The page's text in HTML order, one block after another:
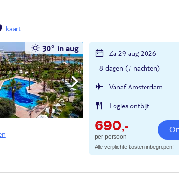
kaart
30° in aug
Za 29 aug 2026
8 dagen (7 nachten)
Vanaf Amsterdam
Logies ontbijt
690,-
per persoon
Alle verplichte kosten inbegrepen!